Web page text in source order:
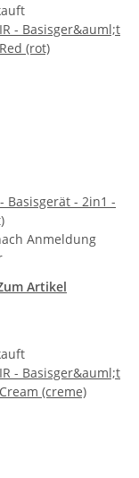
- Basisgerät - 2in1 -
Anmeldung
Artikel